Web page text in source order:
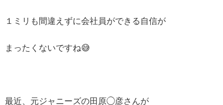
１ミリも間違えずに会社員ができる自信が
まったくないですね😅
最近、元ジャニーズの田原◯彦さんが